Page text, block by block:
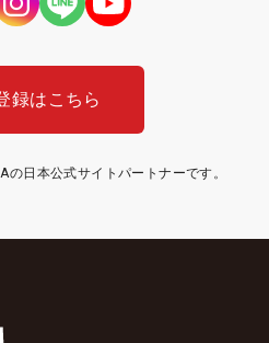
録はこちら
日本公式サイトパートナーです。